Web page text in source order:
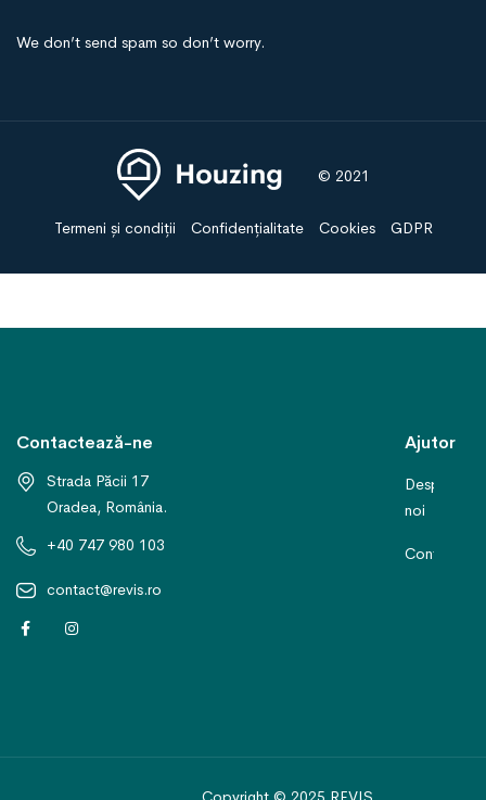
We don’t send spam so don’t worry.
© 2021
Termeni și condiții Confidențialitate Cookies GDPR
Contactează-ne
Strada Păcii 17
Oradea, România.
+40 747 980 103
contact@revis.ro
Ajutor
Despre
noi
Contact